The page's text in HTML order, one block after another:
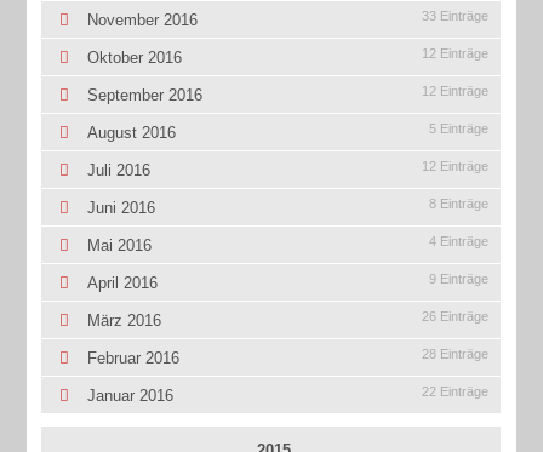
November 2016 33 Einträge
Oktober 2016 12 Einträge
September 2016 12 Einträge
August 2016 5 Einträge
Juli 2016 12 Einträge
Juni 2016 8 Einträge
Mai 2016 4 Einträge
April 2016 9 Einträge
März 2016 26 Einträge
Februar 2016 28 Einträge
Januar 2016 22 Einträge